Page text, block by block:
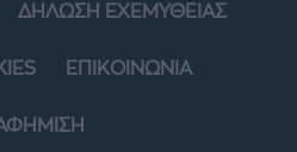
ΔΗΛΩΣΗ ΕΧΕΜΥΘΕΙΑΣ
ΕΠΙΚΟΙΝΩΝΙΑ